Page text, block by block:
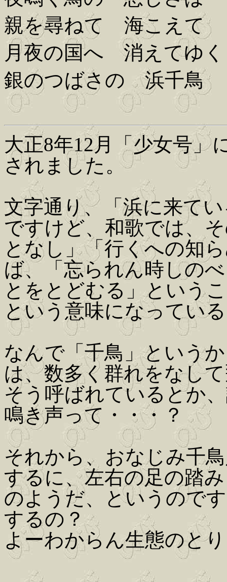
親を尋ねて 海こえて
月夜の国へ 消えてゆく
銀のつばさの 浜千鳥
大正8年12月「少女号」
されました。
文字通り、「浜に来て
ですけど、和歌では、
となし」「行くへの知
ば、「忘られん時しの
とをとどむる」という
という意味になってい
なんで「千鳥」という
は、数多く群れをなし
そう呼ばれているとか
鳴き声って・・・？
それから、おなじみ千
するに、左右の足の踏
のようだ、というので
するの？
よーわからん生態のと